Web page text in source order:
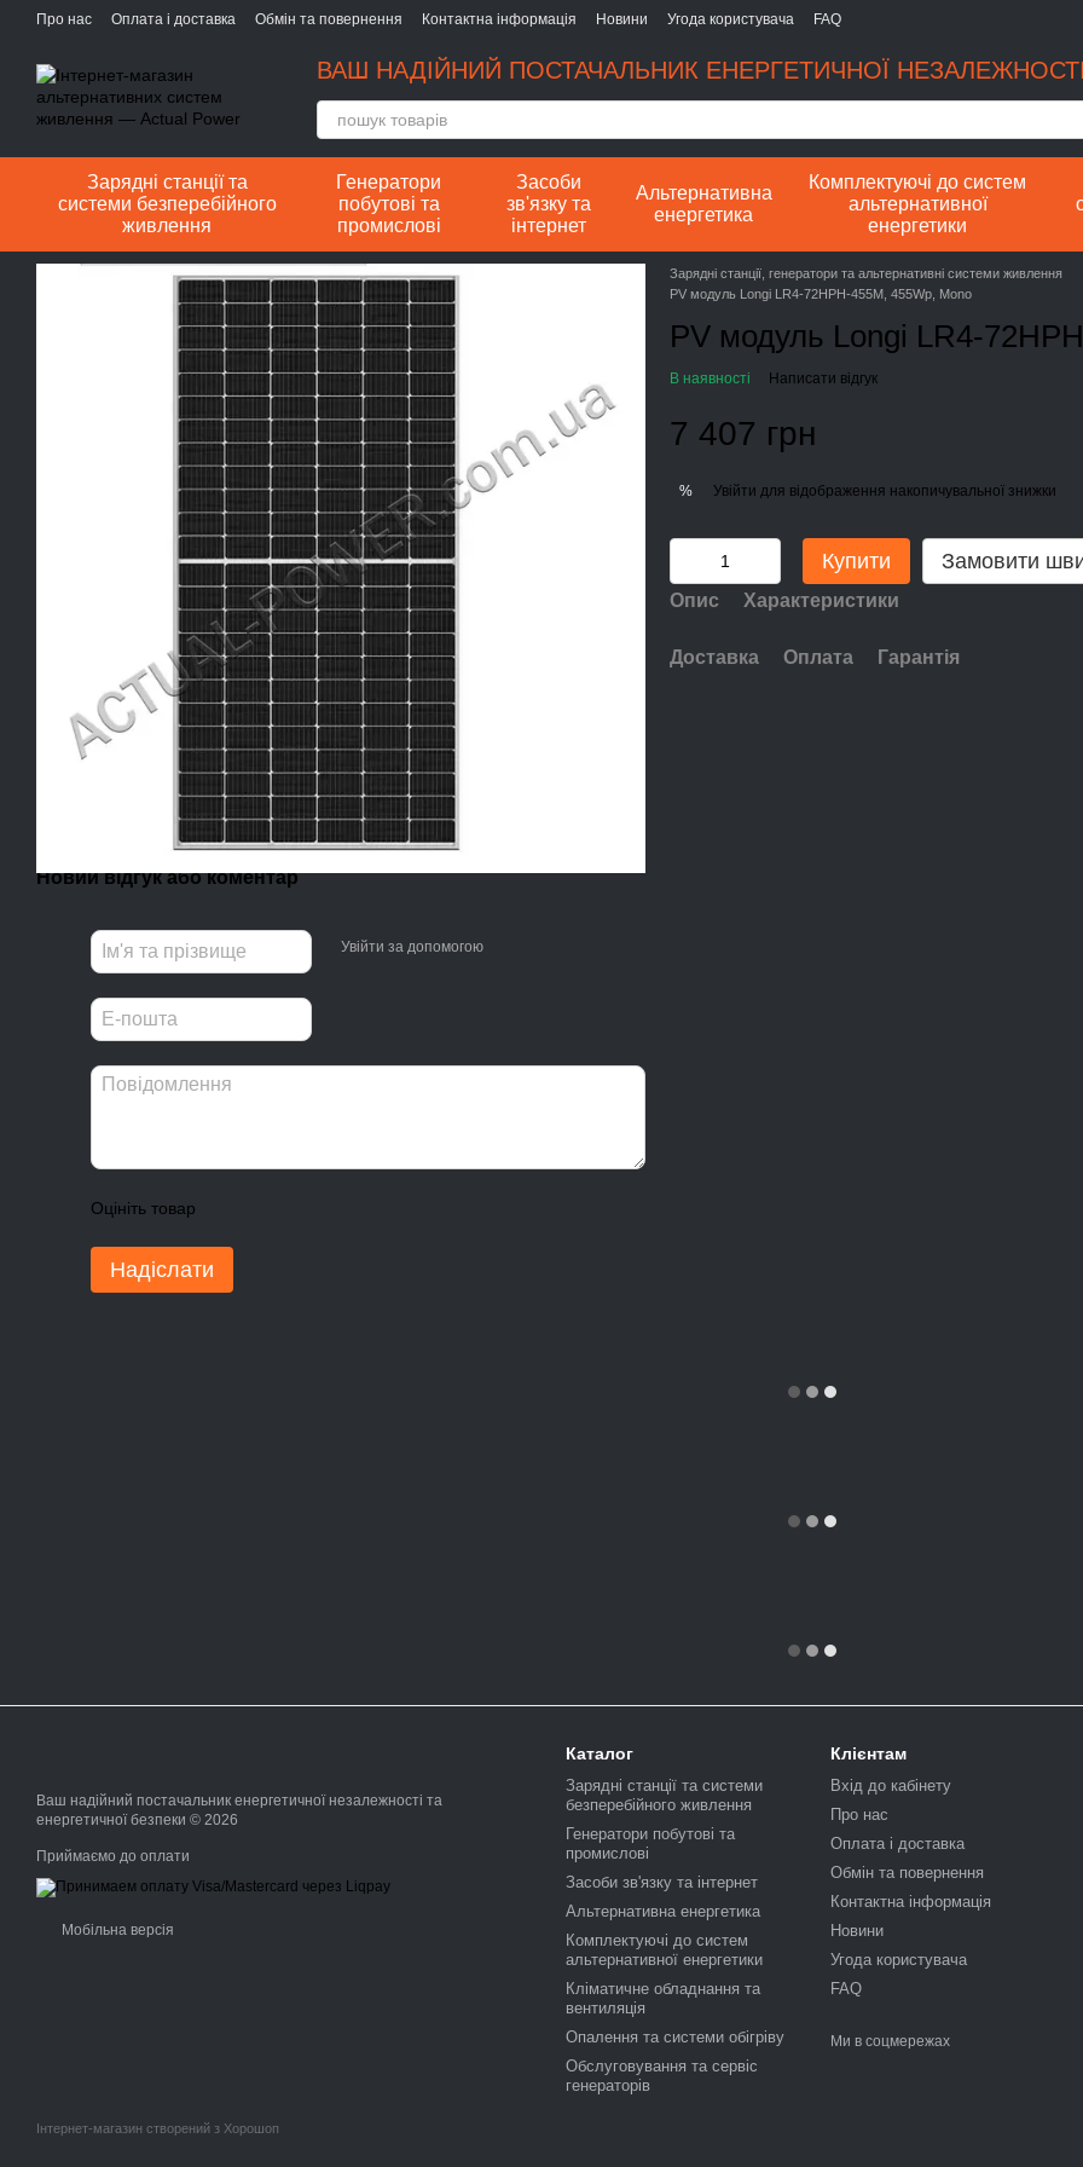
Перейти до основного контенту
Про нас Оплата і доставка Обмін та повернення Контактна інформація Новини Угода користувача FAQ
ВАШ НАДІЙНИЙ ПОСТАЧАЛЬНИК ЕНЕРГЕТИЧНОЇ
Зарядні станції та
системи безперебійного
живлення
Генератори
побутові та
промислові
Засоби
зв'язку та
інтернет
Альтернативна
енергетика
Комплектуючі до систем
альтернативної
енергетики
Новий відгук або коментар
Увійти за допомогою
Оцініть товар
Надіслати
Зарядні станції, генератори та альтернативні системи живлення
PV модуль Longi LR4-72HPH-455M, 455Wp, Mono
PV модуль Longi LR4-
В наявності Написати відгук
7 407 грн
% Увійти для відображення накопичувальної знижки
Купити Замовити
Опис Характеристики
Доставка Оплата Гарантія
Ваш надійний постачальник енергетичної незалежності та
енергетичної безпеки © 2026
Приймаємо до оплати
Мобільна версія
Інтернет-магазин створений з Хорошоп
Каталог
Зарядні станції та системи
безперебійного живлення
Генератори побутові та
промислові
Засоби зв'язку та інтернет
Альтернативна енергетика
Комплектуючі до систем
альтернативної енергетики
Кліматичне обладнання та
вентиляція
Опалення та системи обігріву
Обслуговування та сервіс
генераторів
Клієнтам
Вхід до кабінету
Про нас
Оплата і доставка
Обмін та повернення
Контактна інформація
Новини
Угода користувача
FAQ
Ми в соцмережах